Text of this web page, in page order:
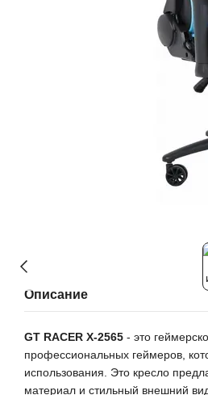
Описание
GT RACER X-2565 - это
профессиональных геймеров,
использования. Это кресло
материал и стильный внешний